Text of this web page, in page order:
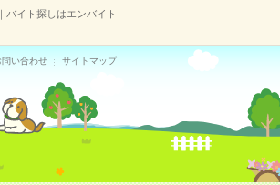
バイト探しはエンバイト
い合わせ サイトマップ